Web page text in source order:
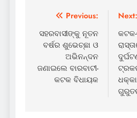
Post
navigation
Previous:
ସହରବାସୀଙ୍କୁ ନୂତନ
ବର୍ଷର ଶୁଭେଚ୍ଛା ଓ
ଅଭିନନ୍ଦନ
ଜଣାଇଲେ ବାରବାଟୀ-
କଟକ ବିଧାୟକ
Next:
କଟକ-